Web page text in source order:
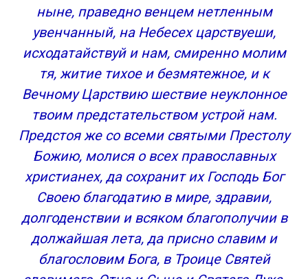
ныне, праведно венцем нетленным
увенчанный, на Небесех царствуеши,
исходатайствуй и нам, смиренно молим
тя, житие тихое и безмятежное, и к
Вечному Царствию шествие неуклонное
твоим предстательством устрой нам.
Предстоя же со всеми святыми Престолу
Божию, молися о всех православных
христианех, да сохранит их Господь Бог
Своею благодатию в мире, здравии,
долгоденствии и всяком благополучии в
должайшая лета, да присно славим и
благословим Бога, в Троице Святей